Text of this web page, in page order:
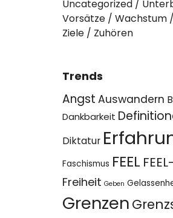
Uncategorized
Vorsätze
Wachstum
Ziele
Zuhören
Trends
Angst Auswandern
Dankbarkeit
Diktatur
Faschismus FEEL
Freiheit Geben
Grenzen